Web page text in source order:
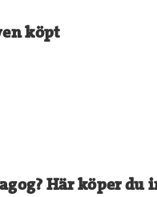
köpt
Här köper du